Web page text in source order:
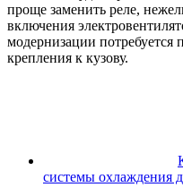
проще заменить реле,
включения
модернизации
крепления к кузову.
системы охлаждения